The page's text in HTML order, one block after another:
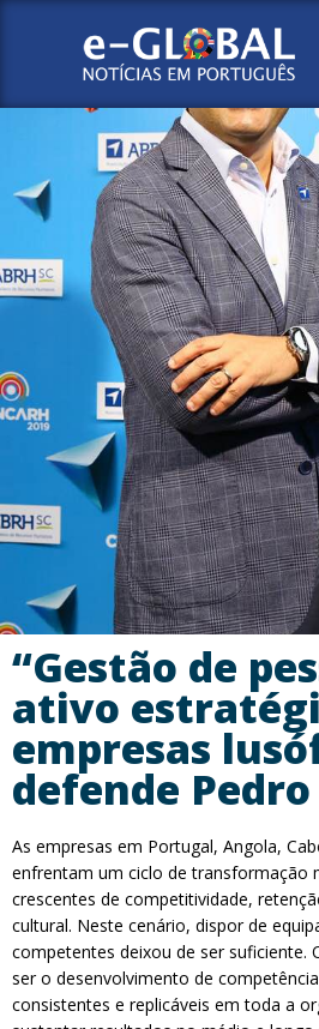
“Gestão de
ativo
empresas
defende
As empresas em Portugal, Angola,
enfrentam um ciclo de transformação
crescentes de competitividade,
cultural. Neste cenário, dispor de
competentes deixou de ser suficiente.
ser o desenvolvimento de
consistentes e replicáveis em toda a